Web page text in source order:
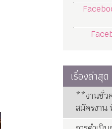
เรื่องล่าสุด
**งานชั่ว
สมัครงาน